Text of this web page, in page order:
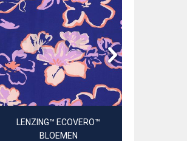
LENZING™ ECOVERO™
BLOEMEN